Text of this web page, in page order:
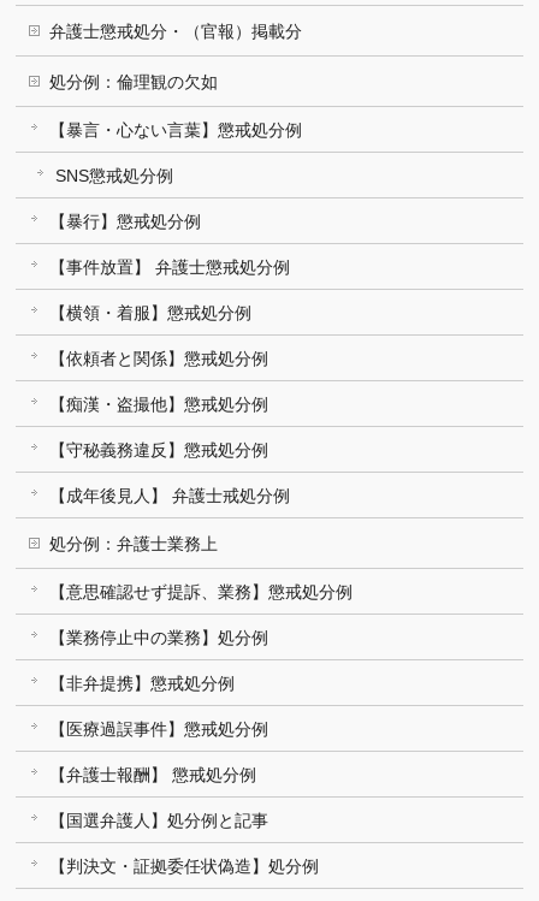
弁護士懲戒処分・（官報）掲載分
処分例：倫理観の欠如
【暴言・心ない言葉】懲戒処分例
SNS懲戒処分例
【暴行】懲戒処分例
【事件放置】 弁護士懲戒処分例
【横領・着服】懲戒処分例
【依頼者と関係】懲戒処分例
【痴漢・盗撮他】懲戒処分例
【守秘義務違反】懲戒処分例
【成年後見人】 弁護士戒処分例
処分例：弁護士業務上
【意思確認せず提訴、業務】懲戒処分例
【業務停止中の業務】処分例
【非弁提携】懲戒処分例
【医療過誤事件】懲戒処分例
【弁護士報酬】 懲戒処分例
【国選弁護人】処分例と記事
【判決文・証拠委任状偽造】処分例